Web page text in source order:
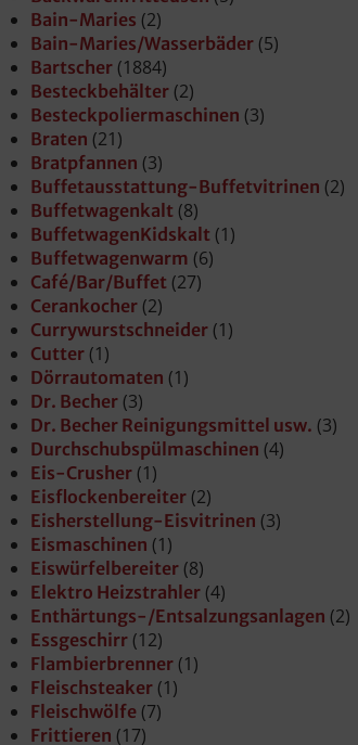
Bain-Maries (2)
Bain-Maries/Wasserbäder (5)
Bartscher (1884)
Besteckbehälter (2)
Besteckpoliermaschinen (3)
Braten (21)
Bratpfannen (3)
Buffetausstattung-Buffetvitrinen (2)
Buffetwagenkalt (8)
BuffetwagenKidskalt (1)
Buffetwagenwarm (6)
Café/Bar/Buffet (27)
Cerankocher (2)
Currywurstschneider (1)
Cutter (1)
Dörrautomaten (1)
Dr. Becher (3)
Dr. Becher Reinigungsmittel usw. (3)
Durchschubspülmaschinen (4)
Eis-Crusher (1)
Eisflockenbereiter (2)
Eisherstellung-Eisvitrinen (3)
Eismaschinen (1)
Eiswürfelbereiter (8)
Elektro Heizstrahler (4)
Enthärtungs-/Entsalzungsanlagen (2)
Essgeschirr (12)
Flambierbrenner (1)
Fleischsteaker (1)
Fleischwölfe (7)
Frittieren (17)